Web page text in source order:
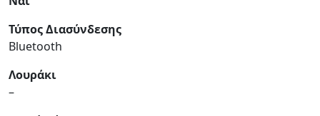
Τύπος Διασύνδεσης
Bluetooth
Λουράκι
–